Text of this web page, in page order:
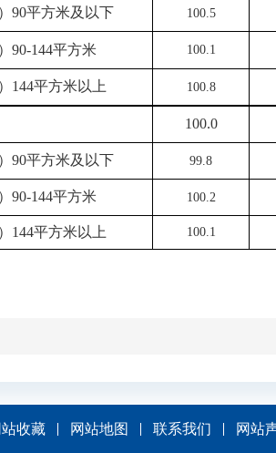
90平方米及以下 100.5
90-144平方米 100.1
144平方米以上 100.8
100.0
90平方米及以下 99.8
90-144平方米 100.2
144平方米以上 100.1
站收藏 网站地图 联系我们 网站